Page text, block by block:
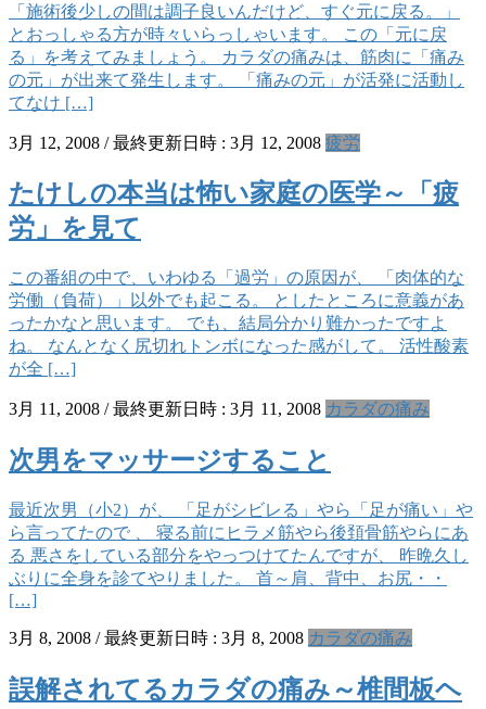
「施術後少しの間は調子良いんだけど、すぐ元に戻る。」
とおっしゃる方が時々いらっしゃいます。 この「元に戻
る」を考えてみましょう。 カラダの痛みは、筋肉に「痛み
の元」が出来て発生します。 「痛みの元」が活発に活動し
てなけ […]
3月 12, 2008 / 最終更新日時 : 3月 12, 2008 疲労
たけしの本当は怖い家庭の医学～「疲
労」を見て
この番組の中で、いわゆる「過労」の原因が、 「肉体的な
労働（負荷）」以外でも起こる。 としたところに意義があ
ったかなと思います。 でも、結局分かり難かったですよ
ね。 なんとなく尻切れトンボになった感がして。 活性酸素
が全 […]
3月 11, 2008 / 最終更新日時 : 3月 11, 2008 カラダの痛み
次男をマッサージすること
最近次男（小2）が、 「足がシビレる」やら「足が痛い」や
ら言ってたので 、 寝る前にヒラメ筋やら後頚骨筋やらにあ
る 悪さをしている部分をやっつけてたんですが、 昨晩久し
ぶりに全身を診てやりました。 首～肩、背中、お尻・・
[…]
3月 8, 2008 / 最終更新日時 : 3月 8, 2008 カラダの痛み
誤解されてるカラダの痛み～椎間板ヘ